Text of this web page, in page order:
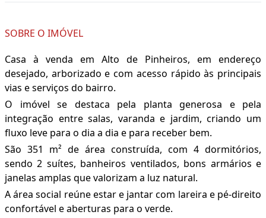
SOBRE O IMÓVEL
Casa à venda em Alto de Pinheiros, em endereço
desejado, arborizado e com acesso rápido às principais
vias e serviços do bairro.
O imóvel se destaca pela planta generosa e pela
integração entre salas, varanda e jardim, criando um
fluxo leve para o dia a dia e para receber bem.
São 351 m² de área construída, com 4 dormitórios,
sendo 2 suítes, banheiros ventilados, bons armários e
janelas amplas que valorizam a luz natural.
A área social reúne estar e jantar com lareira e pé-direito
confortável e aberturas para o verde.